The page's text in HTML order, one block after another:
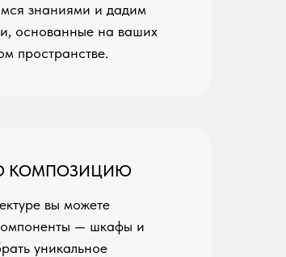
знаниями и дадим
основанные на ваших
пространстве.
КОМПОЗИЦИЮ
вы можете
— шкафы и
уникальное